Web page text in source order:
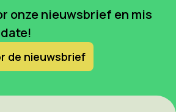
onze nieuwsbrief en mis
de nieuwsbrief